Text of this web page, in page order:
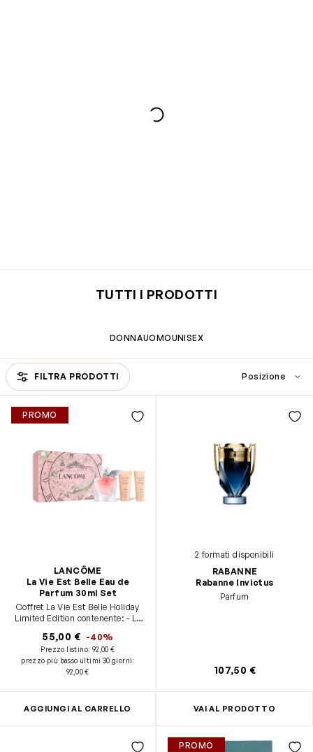
TUTTI I PRODOTTI
DONNAUOMOUNISEX
FILTRA PRODOTTI
Passa all'elenco prodotti
PROMO
LANCÔME
La Vie Est Belle Eau de
Parfum 30ml Set
Coffret La Vie Est Belle Holiday
Limited Edition contenente: - La
(30ml) - Latte Corpo La Vie Est
Belle - formato viaggio (50ml) -
Shower Gel - formato viaggio
(50ml)
55,00 € -40%
Prezzo listino: 92,00 €
prezzo più basso ultimi 30 giorni:
92,00 €
AGGIUNGI AL CARRELLO
2 formati disponibili
RABANNE
Rabanne Invictus
Parfum
107,50 €
VAI AL PRODOTTO
PROMO